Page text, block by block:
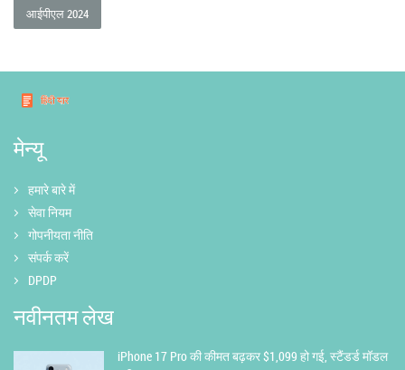
आईपीएल 2024
मेन्यू
हमारे बारे में
सेवा नियम
गोपनीयता नीति
संपर्क करें
DPDP
नवीनतम लेख
iPhone 17 Pro की कीमत बढ़कर $1,099 हो गई, स्टैंडर्ड मॉडल